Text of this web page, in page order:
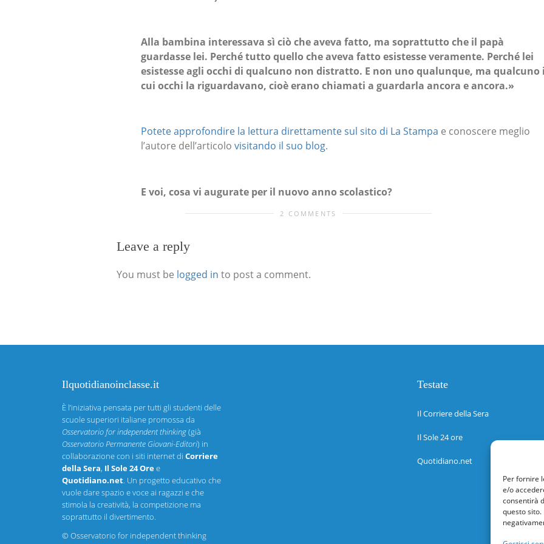
Per fornire
e/o
consentirà
questo
Alla bambina interessava sì ciò che aveva fatto, ma soprattutto che il papà
guardasse lei. Perché tutto quello che aveva fatto esistesse veramente. Perché lei
esistesse agli occhi di qualcuno non distratto. E non uno qualunque, ma qualcuno
cui occhi la riguardavano, cioè erano chiamati a guardarla ancora e ancora.»
Potete approfondire la lettura direttamente sul sito di La Stampa e conoscere meglio
l’autore dell’articolo visitando il suo blog.
E voi, cosa vi augurate per il nuovo anno scolastico?
2 COMMENTS
Leave a reply
You must be logged in to post a comment.
Ilquotidianoinclasse.it
È l’iniziativa pensata per tutti gli studenti delle
scuole superiori italiane promossa da
Osservatorio for independent thinking(già
Osservatorio Permanente Giovani-Editori) in
collaborazione con i siti internet di Corriere
della Sera, Il Sole 24 Oree
Quotidiano.net. Un progetto educativo che
vuole dare spazio e voce ai ragazzi e che
stimola la creatività, la competizione ma
soprattutto il divertimento.
©Osservatorio for independent thinking
Testate
Il Corriere della Sera
Il Sole 24 ore
Quotidiano.net